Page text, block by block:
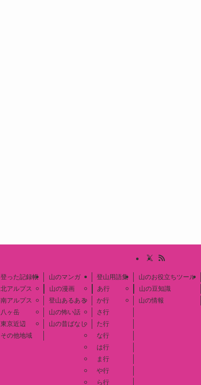
登った記録帳
北アルプス
南アルプス
八ヶ岳
東京近辺
その他地域
山のマンガ
山の漫画
登山あるある
山の怖い話
山の昔ばなし
登山用語集
あ行
か行
さ行
た行
な行
は行
ま行
や行
ら行
山のお役立ちツール
山の豆知識
山の情報